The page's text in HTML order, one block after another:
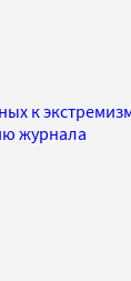
к
журнала